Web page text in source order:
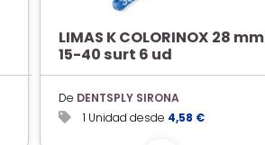
LIMAS K COLORINOX 28 mm
15-40 surt 6 ud
De DENTSPLY SIRONA
1 Unidad desde 4,58 €